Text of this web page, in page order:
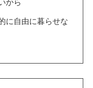
に自由に暮らせな